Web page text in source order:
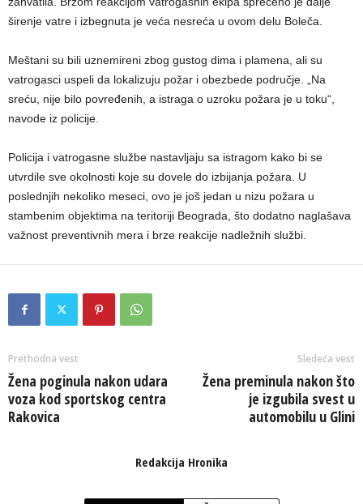
širenje vatre i izbegnuta je veća nesreća u ovom delu Boleča.
Meštani su bili uznemireni zbog gustog dima i plamena, ali su
vatrogasci uspeli da lokalizuju požar i obezbede područje. „Na
sreću, nije bilo povređenih, a istraga o uzroku požara je u toku“,
navode iz policije.
Policija i vatrogasne službe nastavljaju sa istragom kako bi se
utvrdile sve okolnosti koje su dovele do izbijanja požara. U
poslednjih nekoliko meseci, ovo je još jedan u nizu požara u
stambenim objektima na teritoriji Beograda, što dodatno naglašava
važnost preventivnih mera i brze reakcije nadležnih službi.
Prethodna vest
Žena poginula nakon udara
voza kod sportskog centra
Rakovica
Sledeća vest
Žena preminula nakon što
je izgubila svest u
automobilu u Glini
Redakcija Hronika